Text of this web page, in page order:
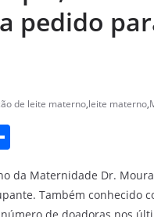
pedido
de leite materno,leite materno,
h
ar
da Maternidade Dr.
Também conhecido